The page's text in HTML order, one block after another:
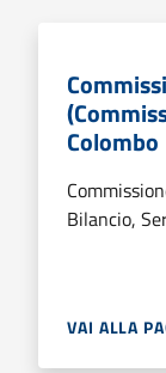
Colombo
Bilancio,
VAI ALLA